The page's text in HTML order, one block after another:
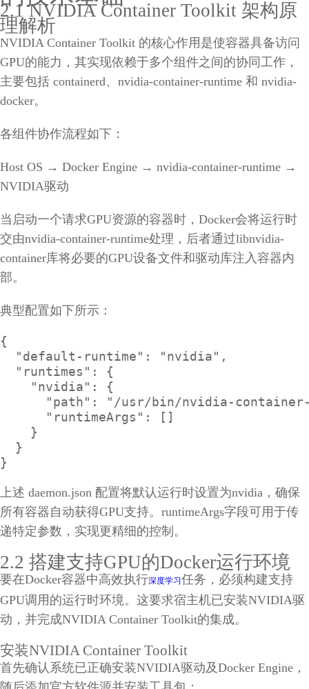
2.1 NVIDIA Container Toolkit 架构原
理解析
NVIDIA Container Toolkit 的核心作用是使容器具备访问
GPU的能力，其实现依赖于多个组件之间的协同工作，
主要包括 containerd、nvidia-container-runtime 和 nvidia-
docker。
各组件协作流程如下：
Host OS → Docker Engine → nvidia-container-runtime →
NVIDIA驱动
当启动一个请求GPU资源的容器时，Docker会将运行时
交由nvidia-container-runtime处理，后者通过libnvidia-
container库将必要的GPU设备文件和驱动库注入容器内
部。
典型配置如下所示：
{
  "default-runtime": "nvidia",
  "runtimes": {
    "nvidia": {
"path": "/usr/bin/nvidia-
      "runtimeArgs": []
    }
  }
}
上述 daemon.json 配置将默认运行时设置为nvidia，确保
所有容器自动获得GPU支持。runtimeArgs字段可用于传
递特定参数，实现更精细的控制。
2.2 搭建支持GPU的Docker运行环境
要在Docker容器中高效执行深度学习任务，必须构建支持
GPU调用的运行时环境。这要求宿主机已安装NVIDIA驱
动，并完成NVIDIA Container Toolkit的集成。
安装NVIDIA Container Toolkit
首先确认系统已正确安装NVIDIA驱动及Docker Engine，